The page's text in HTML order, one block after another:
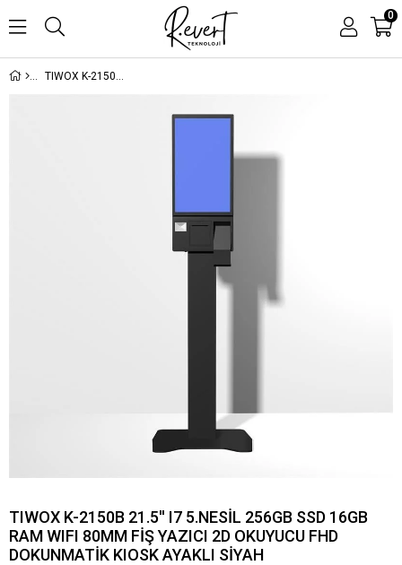
0
TIWOX K-2150B 21.5'' I7 5.NESİL 256GB SSD 16GB RAM WIFI 80MM FİŞ YAZICI 2D OKUYUCU FHD DOKUNMATİK KIOSK AYAKLI SİYAH
TIWOX K-2150B 21.5'' I7 5.NESİL 256GB SSD 16GB
RAM WIFI 80MM FİŞ YAZICI 2D OKUYUCU FHD
DOKUNMATİK KIOSK AYAKLI SİYAH